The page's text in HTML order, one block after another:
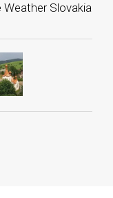
Weather Slovakia